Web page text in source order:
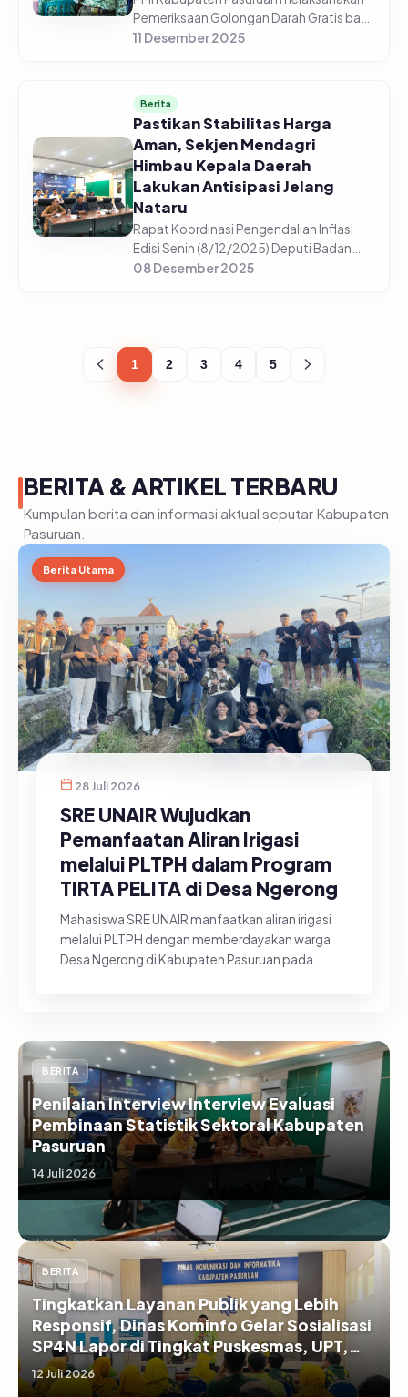
Pemeriksaan Golongan Darah Gratis bagi
5.225 pelajar di 44 sekolah yang tersebar
11 Desember 2025
Berita
Pastikan Stabilitas Harga
Aman, Sekjen Mendagri
Himbau Kepala Daerah
Lakukan Antisipasi Jelang
Nataru
Rapat Koordinasi Pengendalian Inflasi
Edisi Senin (8/12/2025) Deputi Badan
Pusat Statistik, Pudji Ismartini
08 Desember 2025
1 2 3 4 5
BERITA & ARTIKEL TERBARU
Kumpulan berita dan informasi aktual seputar Kabupaten
Pasuruan.
Berita Utama
28 Juli 2026
SRE UNAIR Wujudkan
Pemanfaatan Aliran Irigasi
melalui PLTPH dalam Program
TIRTA PELITA di Desa Ngerong
Mahasiswa SRE UNAIR manfaatkan aliran irigasi
melalui PLTPH dengan memberdayakan warga
Desa Ngerong di Kabupaten Pasuruan pada
BERITA
Penilaian Interview Interview Evaluasi
Pembinaan Statistik Sektoral Kabupaten
Pasuruan
14 Juli 2026
BERITA
Tingkatkan Layanan Publik yang Lebih
Responsif, Dinas Kominfo Gelar Sosialisasi
SP4N Lapor di Tingkat Puskesmas, UPT,
serta SD/SMP di Kabupaten Pasuruan
12 Juli 2026